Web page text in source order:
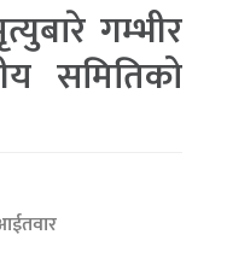
गम्भीर
समितिको